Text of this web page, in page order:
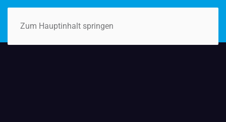
Zum Hauptinhalt springen